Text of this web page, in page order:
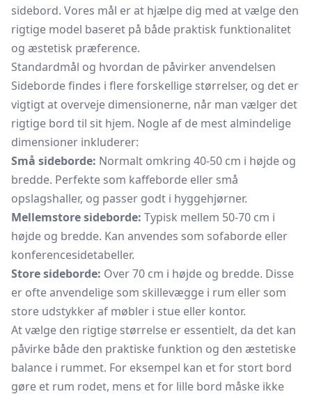
sidebord. Vores mål er at hjælpe dig med at vælge den
rigtige model baseret på både praktisk funktionalitet
og æstetisk præference.
Standardmål og hvordan de påvirker anvendelsen
Sideborde findes i flere forskellige størrelser, og det er
vigtigt at overveje dimensionerne, når man vælger det
rigtige bord til sit hjem. Nogle af de mest almindelige
dimensioner inkluderer:
Små sideborde: Normalt omkring 40-50 cm i højde og
bredde. Perfekte som kaffeborde eller små
opslagshaller, og passer godt i hyggehjørner.
Mellemstore sideborde: Typisk mellem 50-70 cm i
højde og bredde. Kan anvendes som sofaborde eller
konferencesidetabeller.
Store sideborde: Over 70 cm i højde og bredde. Disse
er ofte anvendelige som skillevægge i rum eller som
store udstykker af møbler i stue eller kontor.
At vælge den rigtige størrelse er essentielt, da det kan
påvirke både den praktiske funktion og den æstetiske
balance i rummet. For eksempel kan et for stort bord
gøre et rum rodet, mens et for lille bord måske ikke